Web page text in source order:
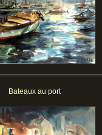
Bateaux au port